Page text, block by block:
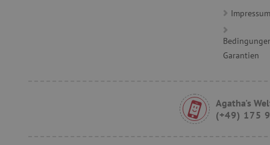
Impressum
Garantien
Agatha's
(+49) 175